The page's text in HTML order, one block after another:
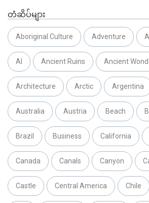
တံဆိပ်များ
Aboriginal Culture Adventure
AI Ancient Ruins Ancient
Architecture Arctic Argentina
Australia Austria Beach
Brazil Business California
Canada Canals Canyon
Castle Central America Chile